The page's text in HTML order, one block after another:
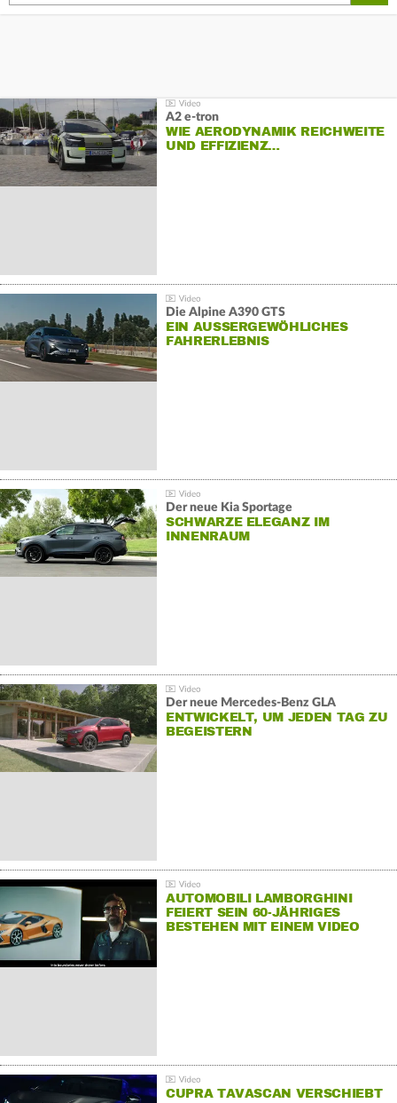
A2 e-tron
WIE AERODYNAMIK REICHWEITE
UND EFFIZIENZ…
Die Alpine A390 GTS
EIN AUSSERGEWÖHLICHES F
AHRERLEBNIS
Der neue Kia Sportage
SCHWARZE ELEGANZ IM
INNENRAUM
Der neue Mercedes-Benz GLA
ENTWICKELT, UM JEDEN TAG ZU
BEGEISTERN
AUTOMOBILI LAMBORGHINI
FEIERT SEIN 60-JÄHRIGES
BESTEHEN MIT EINEM VIDEO
CUPRA TAVASCAN VERSCHIEBT